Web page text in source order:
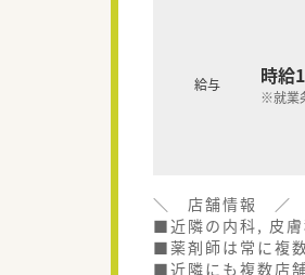
給与 時給
※就業
＼ 店舗情報 ／
■近隣の内科, 皮膚
■薬剤師は常に複
■近隣にも複数店